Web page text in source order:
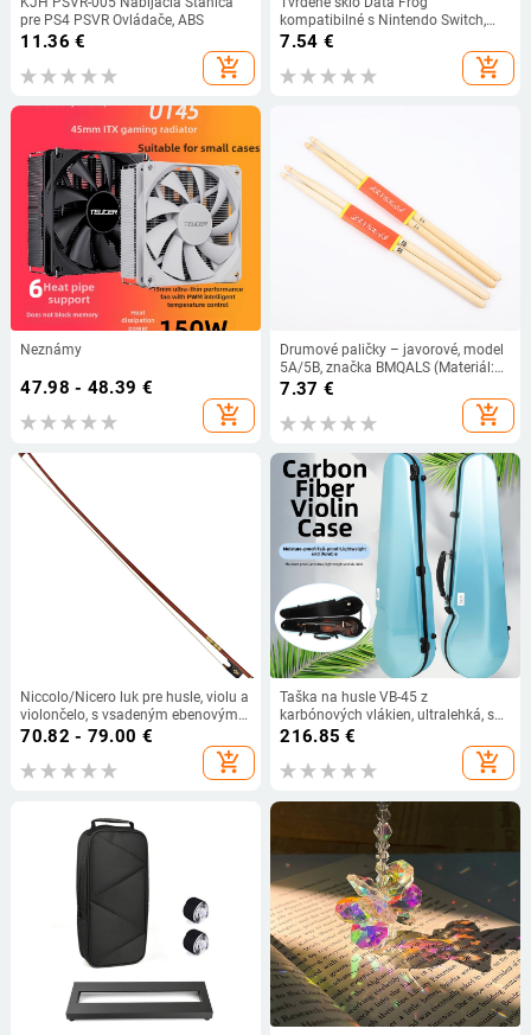
pre PS4 PSVR Ovládače, ABS
11.36 €
add_shopping_cart
kompatibilné s Nintendo Switch,
ochranná fólia proti poškriabaniu
pre ovládač Switch Lite /Switch
OLED
7.54 €
add_shopping_cart
Neznámy
47.98 - 48.39 €
add_shopping_cart
Drumové paličky – javorové, model
5A/5B, značka BMQALS (Materiál:
javor; Model: 5A/5B; Kategória:
7.37 €
add_shopping_cart
Niccolo/Nicero luk pre husle, violu a
violončelo, s vsadeným ebenovým
chvostom
70.82 - 79.00 €
add_shopping_cart
Taška na husle VB-45 z
karbónových vlákien, ultralehká, s
higrometrom a ramenným
216.85 €
add_shopping_cart